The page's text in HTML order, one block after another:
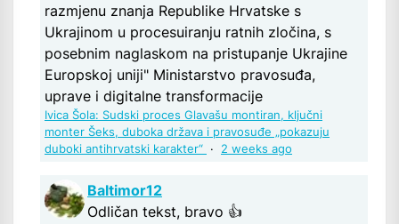
razmjenu znanja Republike Hrvatske s
Ukrajinom u procesuiranju ratnih zločina, s
posebnim naglaskom na pristupanje Ukrajine
Europskoj uniji" Ministarstvo pravosuđa,
uprave i digitalne transformacije
Ivica Šola: Sudski proces Glavašu montiran, ključni
monter Šeks, duboka država i pravosuđe „pokazuju
duboki antihrvatski karakter“ · 2 weeks ago
Baltimor12
Odličan tekst, bravo 👍